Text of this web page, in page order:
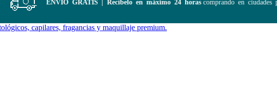
ENVÍO GRATIS | Recíbelo en máximo 24 horascomprando en ciudades